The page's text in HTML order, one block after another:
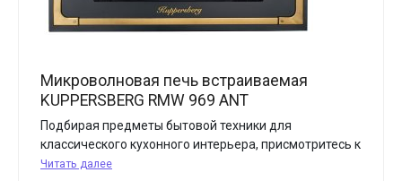
Микроволновая печь встраиваемая
KUPPERSBERG RMW 969 ANT
Подбирая предметы бытовой техники для
классического кухонного интерьера, присмотритесь к
Читать далее